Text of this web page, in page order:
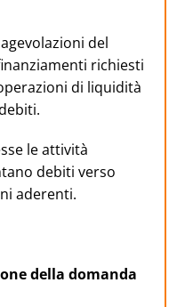
del
richiesti
di liquidità
le attività
debiti verso
aderenti.
della domanda